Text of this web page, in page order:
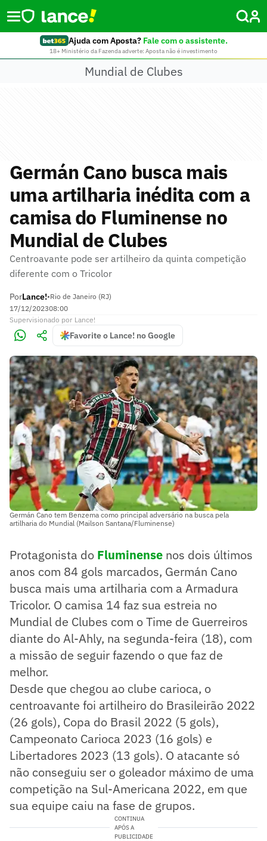
Ajuda com Aposta? Fale com o assistente.
18+ Ministério da Fazenda adverte: Aposta não é investimento
Mundial de Clubes
Germán Cano busca mais
uma artilharia inédita com a
camisa do Fluminense no
Mundial de Clubes
Centroavante pode ser artilheiro da quinta competição
diferente com o Tricolor
PorLance!•Rio de Janeiro (RJ)
17/12/202308:00
Supervisionado por Lance!
Favorite o Lance! no Google
Germán Cano tem Benzema como principal adversário na busca pela
artilharia do Mundial (Mailson Santana/Fluminense)
Protagonista do Fluminense nos dois últimos
anos com 84 gols marcados, Germán Cano
busca mais uma artilharia com a Armadura
Tricolor. O camisa 14 faz sua estreia no
Mundial de Clubes com o Time de Guerreiros
diante do Al-Ahly, na segunda-feira (18), com
a missão de seguir fazendo o que faz de
melhor.
Desde que chegou ao clube carioca, o
centroavante foi artilheiro do Brasileirão 2022
(26 gols), Copa do Brasil 2022 (5 gols),
Campeonato Carioca 2023 (16 gols) e
Libertadores 2023 (13 gols). O atacante só
não conseguiu ser o goleador máximo de uma
competição na Sul-Americana 2022, em que
sua equipe caiu na fase de grupos.
CONTINUA
APÓS A
PUBLICIDADE